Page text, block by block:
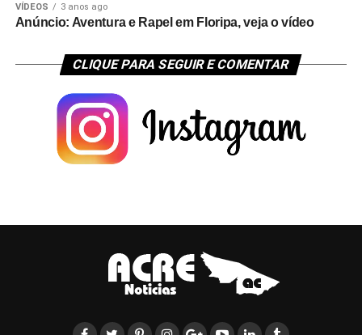
VÍDEOS 3 anos ago
Anúncio: Aventura e Rapel em Floripa, veja o vídeo
CLIQUE PARA SEGUIR E COMENTAR